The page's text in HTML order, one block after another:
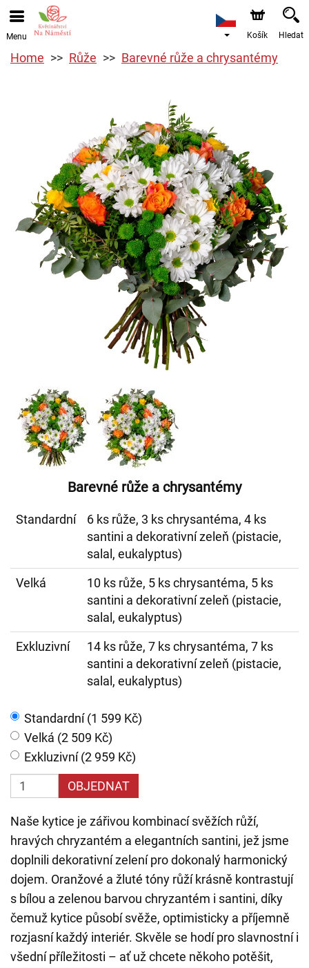
Menu Košík Hledat
Home Růže Barevné růže a chrysantémy
Barevné růže a chrysantémy
Standardní
6 ks růže, 3 ks chrysantéma, 4 ks
santini a dekorativní zeleň (pistacie,
salal, eukalyptus)
Velká
10 ks růže, 5 ks chrysantéma, 5 ks
santini a dekorativní zeleň (pistacie,
salal, eukalyptus)
Exkluzivní
14 ks růže, 7 ks chrysantéma, 7 ks
santini a dekorativní zeleň (pistacie,
salal, eukalyptus)
Standardní (1 599 Kč)
Velká (2 509 Kč)
Exkluzivní (2 959 Kč)
OBJEDNAT
Naše kytice je zářivou kombinací svěžích růží,
hravých chryzantém a elegantních santini, jež jsme
doplnili dekorativní zelení pro dokonalý harmonický
dojem. Oranžové a žluté tóny růží krásně kontrastují
s bílou a zelenou barvou chryzantém i santini, díky
čemuž kytice působí svěže, optimisticky a příjemně
rozjasní každý interiér. Skvěle se hodí pro slavnostní i
všední příležitosti – ať už chcete někoho potěšit,